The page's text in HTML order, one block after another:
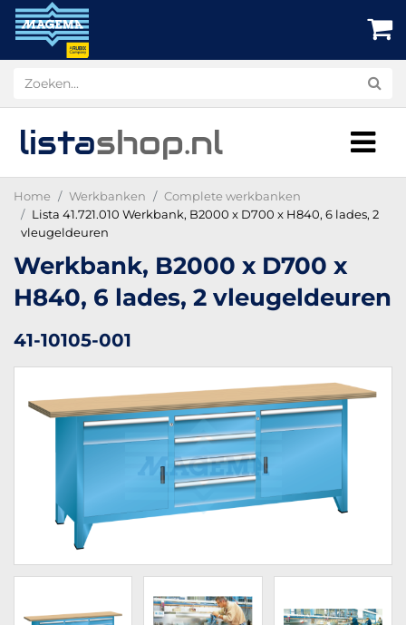
listashop.nl
Home Werkbanken
Complete werkbanken
Lista 41.721.010 Werkbank, B2000 x D700 x H840, 6 lades, 2
vleugeldeuren
Werkbank, B2000 x D700 x
H840, 6 lades, 2 vleugeldeuren
41-10105-001